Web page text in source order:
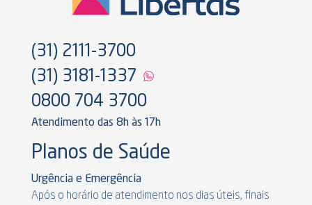
(31) 2111-3700
(31) 3181-1337
0800 704 3700
Atendimento das 8h às 17h
Planos de Saúde
Urgência e Emergência
Após o horário de atendimento nos dias úteis, finais